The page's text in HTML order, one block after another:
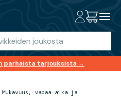
parhaista tarjouksista →
vapaa-aika ja